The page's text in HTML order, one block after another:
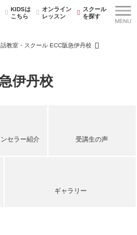
KIDSは
こちら
オンライン
レッスン
スクール
を探す
教室・スクール ECC阪急伊丹校
伊丹校
セラー紹介 受講生の声
ギャラリー